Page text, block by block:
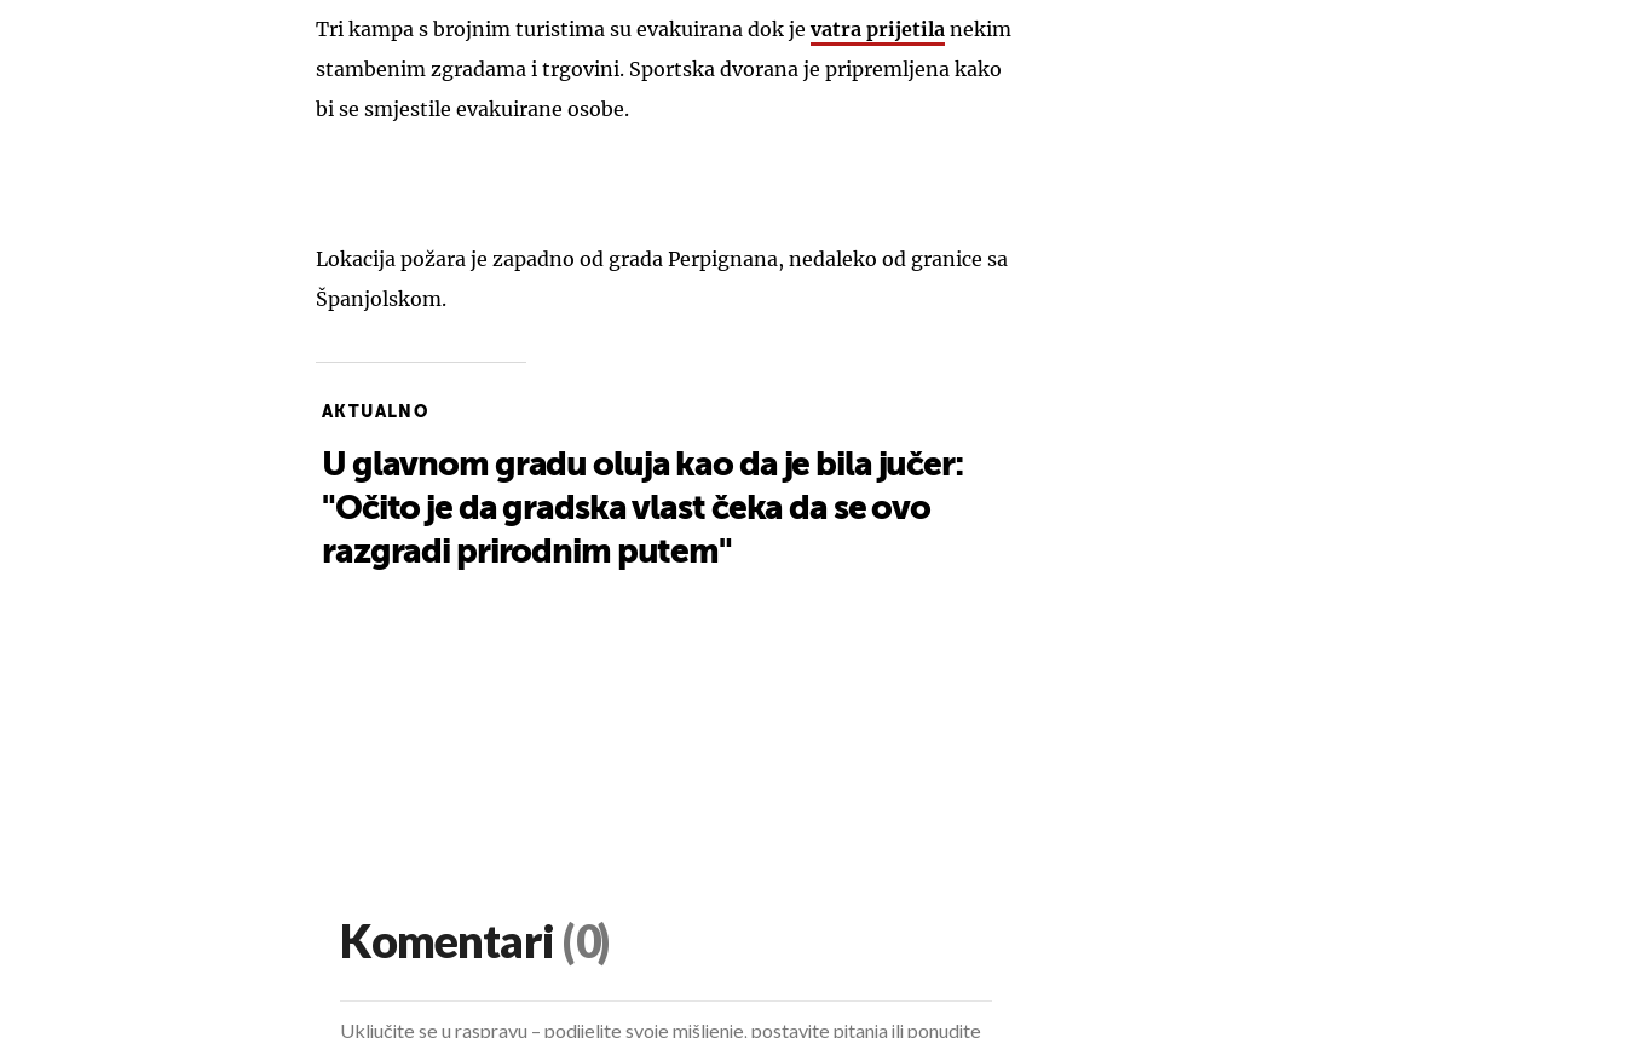
Tri kampa s brojnim turistima su evakuirana dok jevatra prijetila nekim
stambenim zgradama i trgovini. Sportska dvorana je pripremljena kako
bi se smjestile evakuirane osobe.
Lokacija požara je zapadno od grada Perpignana, nedaleko od granice sa
Španjolskom.
AKTUALNO
U glavnom gradu oluja kao da je bila jučer:
"Očito je da gradska vlast čeka da se ovo
razgradi prirodnim putem"
Komentari (0)
Uključite se u raspravu – podijelite svoje mišljenje, postavite pitanja ili ponudite